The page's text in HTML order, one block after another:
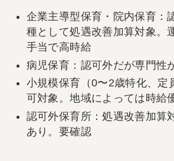
企業主導型保育・院内保育：
種として処遇改善加算対象。
手当で高時給
病児保育：認可外だが専門性
小規模保育（0〜2歳特化、定
可対象。地域によっては時給
認可外保育所：処遇改善加算
あり。要確認